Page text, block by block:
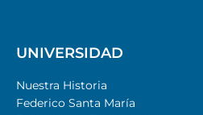
UNIVERSIDAD
Nuestra Historia
Federico Santa María